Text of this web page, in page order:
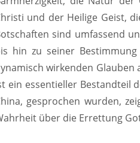
und der Heilige Geist,
sind umfassend
hin zu seiner
wirkenden
ein essentieller Bestandteil
gesprochen wurden,
über die Errettung